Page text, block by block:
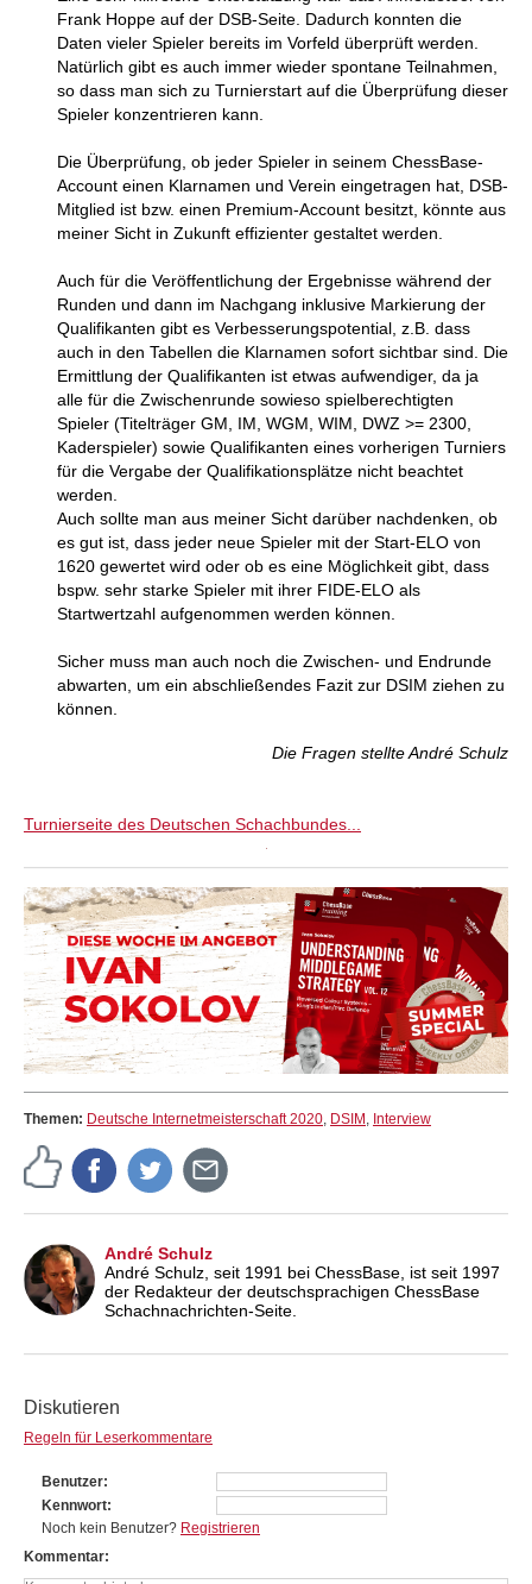
Frank Hoppe auf der DSB-Seite. Dadurch konnten die
Daten vieler Spieler bereits im Vorfeld überprüft werden.
Natürlich gibt es auch immer wieder spontane Teilnahmen,
so dass man sich zu Turnierstart auf die Überprüfung dieser
Spieler konzentrieren kann.
Die Überprüfung, ob jeder Spieler in seinem ChessBase-
Account einen Klarnamen und Verein eingetragen hat, DSB-
Mitglied ist bzw. einen Premium-Account besitzt, könnte aus
meiner Sicht in Zukunft effizienter gestaltet werden.
Auch für die Veröffentlichung der Ergebnisse während der
Runden und dann im Nachgang inklusive Markierung der
Qualifikanten gibt es Verbesserungspotential, z.B. dass
auch in den Tabellen die Klarnamen sofort sichtbar sind. Die
Ermittlung der Qualifikanten ist etwas aufwendiger, da ja
alle für die Zwischenrunde sowieso spielberechtigten
Spieler (Titelträger GM, IM, WGM, WIM, DWZ >= 2300,
Kaderspieler) sowie Qualifikanten eines vorherigen Turniers
für die Vergabe der Qualifikationsplätze nicht beachtet
werden.
Auch sollte man aus meiner Sicht darüber nachdenken, ob
es gut ist, dass jeder neue Spieler mit der Start-ELO von
1620 gewertet wird oder ob es eine Möglichkeit gibt, dass
bspw. sehr starke Spieler mit ihrer FIDE-ELO als
Startwertzahl aufgenommen werden können.
Sicher muss man auch noch die Zwischen- und Endrunde
abwarten, um ein abschließendes Fazit zur DSIM ziehen zu
können.
Die Fragen stellte André Schulz
Turnierseite des Deutschen Schachbundes...
Themen: Deutsche Internetmeisterschaft 2020, DSIM , Interview
André Schulz
André Schulz, seit 1991 bei ChessBase, ist seit 1997
der Redakteur der deutschsprachigen ChessBase
Schachnachrichten-Seite.
Diskutieren
Regeln für Leserkommentare
Benutzer
Kennwort
Noch kein Benutzer? Registrieren
Kommentar